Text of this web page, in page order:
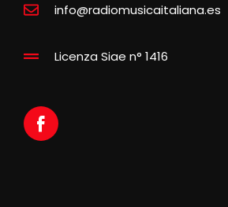
info@radiomusicaitaliana.es
Licenza Siae n° 1416